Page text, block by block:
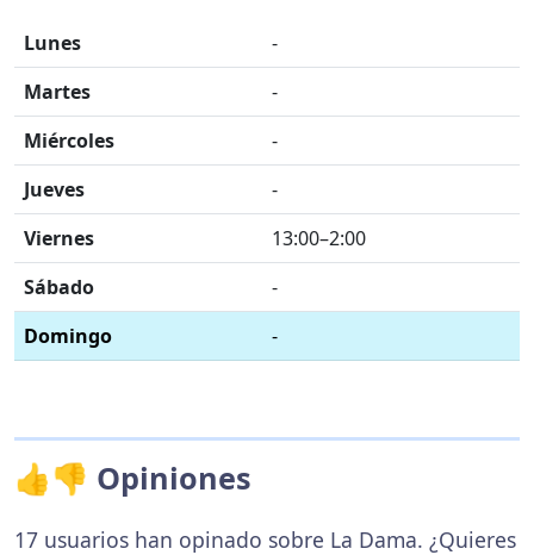
Lunes
-
Martes
-
Miércoles
-
Jueves
-
Viernes
13:00–2:00
Sábado
-
Domingo
-
👍👎 Opiniones
17 usuarios han opinado sobre La Dama. ¿Quieres